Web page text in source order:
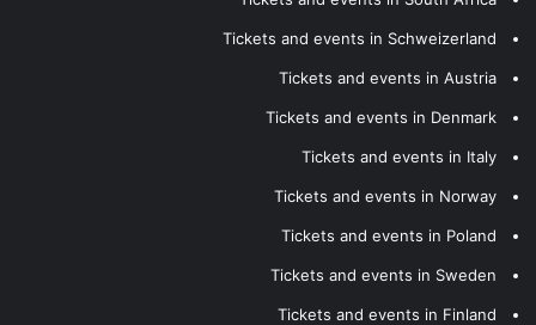
Tickets and events in Schweizerland
Tickets and events in Austria
Tickets and events in Denmark
Tickets and events in Italy
Tickets and events in Norway
Tickets and events in Poland
Tickets and events in Sweden
Tickets and events in Finland